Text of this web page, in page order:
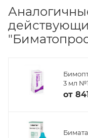
3 мл
от